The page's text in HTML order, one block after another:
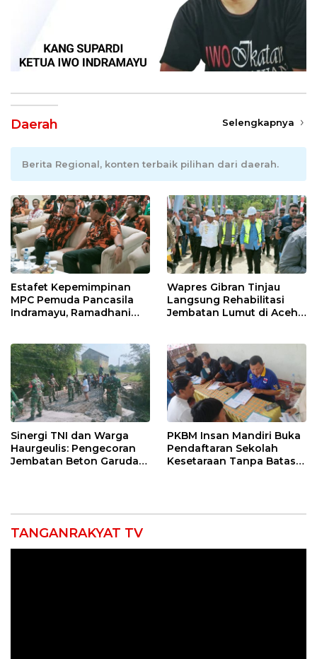
Daerah Selengkapnya
Berita Regional, konten terbaik pilihan dari daerah.
Estafet Kepemimpinan
MPC Pemuda Pancasila
Indramayu, Ramadhani
Muscablub
Wapres Gibran Tinjau
Langsung Rehabilitasi
Jembatan Lumut di Aceh
Sinergi TNI dan Warga
Haurgeulis: Pengecoran
Jembatan Beton Garuda
PKBM Insan Mandiri Buka
Pendaftaran Sekolah
Kesetaraan Tanpa Batas
TANGANRAKYAT TV